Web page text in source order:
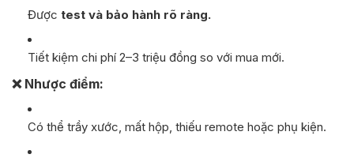
Được test và bảo hành rõ ràng.
Tiết kiệm chi phí 2–3 triệu đồng so với mua mới.
❌ Nhược điểm:
Có thể trầy xước, mất hộp, thiếu remote hoặc phụ kiện.